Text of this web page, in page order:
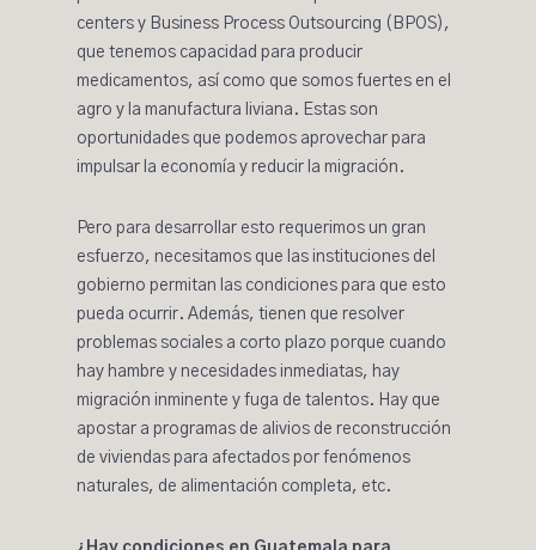
centers y Business Process Outsourcing (BPOS),
que tenemos capacidad para producir
medicamentos, así como que somos fuertes en el
agro y la manufactura liviana. Estas son
oportunidades que podemos aprovechar para
impulsar la economía y reducir la migración.
Pero para desarrollar esto requerimos un gran
esfuerzo, necesitamos que las instituciones del
gobierno permitan las condiciones para que esto
pueda ocurrir. Además, tienen que resolver
problemas sociales a corto plazo porque cuando
hay hambre y necesidades inmediatas, hay
migración inminente y fuga de talentos. Hay que
apostar a programas de alivios de reconstrucción
de viviendas para afectados por fenómenos
naturales, de alimentación completa, etc.